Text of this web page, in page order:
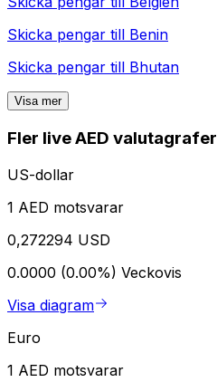
Skicka pengar till Benin
Skicka pengar till Bhutan
Visa mer
Fler live AED valutagrafer
US-dollar
1 AED motsvarar
0,272294 USD
0.0000 (0.00%) Veckovis
Visa diagram
Euro
1 AED motsvarar